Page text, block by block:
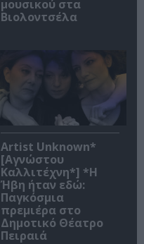
μουσικού στα
Βιολοντσέλα
Artist Unknown*
[Αγνώστου
Καλλιτέχνη*] *Η
Ήβη ήταν εδώ:
Παγκόσμια
πρεμιέρα στο
Δημοτικό Θέατρο
Πειραιά